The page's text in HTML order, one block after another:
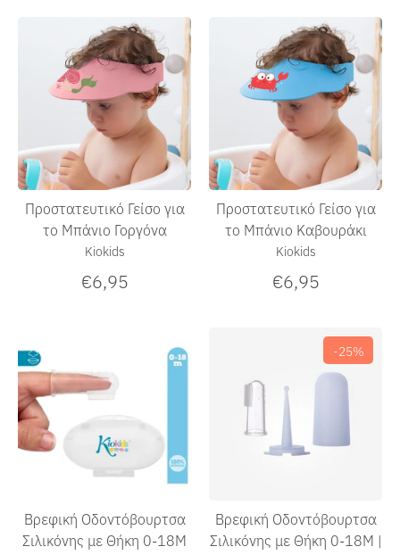
Προστατευτικό Γείσο για
το Μπάνιο Γοργόνα
Kiokids
€6,95
Προστατευτικό Γείσο για
το Μπάνιο Καβουράκι
Kiokids
€6,95
Βρεφική Οδοντόβουρτσα
Σιλικόνης με Θήκη 0-18Μ
Βρεφική Οδοντόβουρτσα
Σιλικόνης με Θήκη 0-18Μ |
-25%